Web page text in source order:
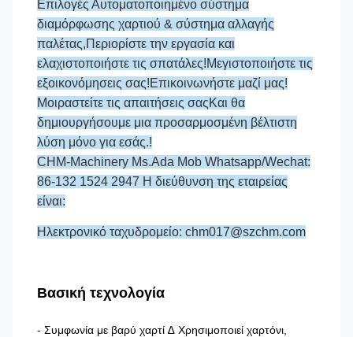
Επιλογές Αυτοματοποιημένο σύστημα
διαμόρφωσης χαρτιού & σύστημα αλλαγής
παλέτας,Περιορίστε την εργασία και
ελαχιστοποιήστε τις σπατάλες!Μεγιστοποιήστε τις
εξοικονόμησεις σας!Επικοινωνήστε μαζί μας!
Μοιραστείτε τις απαιτήσεις σαςΚαι θα
δημιουργήσουμε μια προσαρμοσμένη βέλτιστη
λύση μόνο για εσάς.!
CHM-Machinery Ms.Ada Mob Whatsapp/Wechat:
86-132 1524 2947 Η διεύθυνση της εταιρείας
είναι:
Ηλεκτρονικό ταχυδρομείο: chm017@szchm.com
Βασική τεχνολογία
- Συμφωνία με βαρύ χαρτί ∆ Χρησιμοποιεί χαρτόνι,